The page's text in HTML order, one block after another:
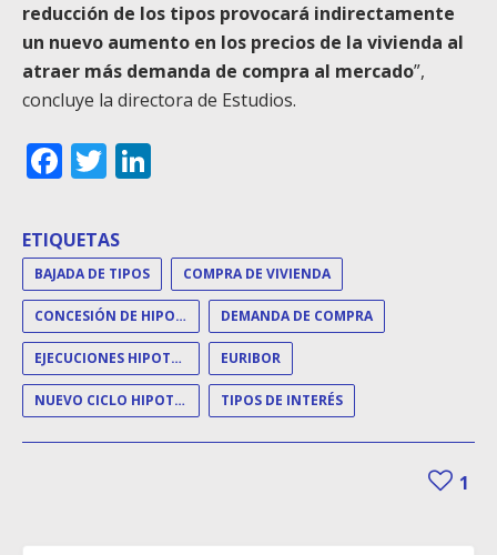
reducción de los tipos provocará indirectamente
un nuevo aumento en los precios de la vivienda al
atraer más demanda de compra al mercado”,
concluye la directora de Estudios.
Facebook
Twitter
ETIQUETAS
BAJADA DE TIPOS COMPRA DE VIVIENDA
CONCESIÓN DE HIPOTECAS DEMANDA DE COMPRA
EJECUCIONES HIPOTECARIAS EURIBOR
NUEVO CICLO HIPOTECARIO TIPOS DE INTERÉS
1